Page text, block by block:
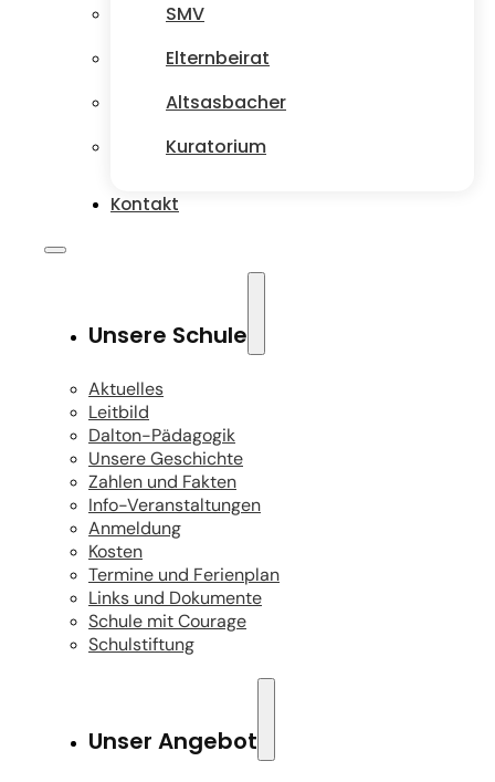
SMV
Elternbeirat
Altsasbacher
Kuratorium
Kontakt
Unsere Schule
Aktuelles
Leitbild
Dalton-Pädagogik
Unsere Geschichte
Zahlen und Fakten
Info-Veranstaltungen
Anmeldung
Kosten
Termine und Ferienplan
Links und Dokumente
Schule mit Courage
Schulstiftung
Unser Angebot